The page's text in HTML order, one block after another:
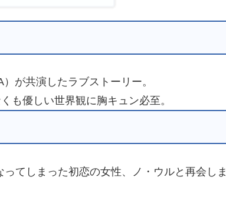
が共演したラブストーリー。
も優しい世界観に胸キュン必至。
てしまった初恋の女性、ノ・ウルと再会しま